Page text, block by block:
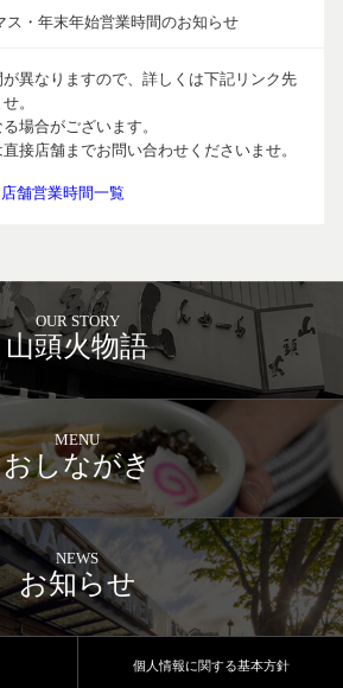
ス・年末年始営業時間のお知らせ
異なりますので、詳しくは下記リンク先
。
場合がございます。
接店舗までお問い合わせくださいませ。
舗営業時間一覧
OUR STORY
山頭火物語
MENU
おしながき
NEWS
お知らせ
個人情報に関する基本方針